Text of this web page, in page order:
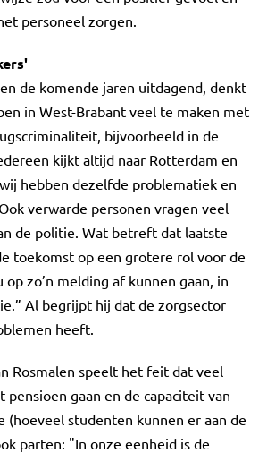
personeel zorgen.
de komende jaren uitdagend, denkt
in West-Brabant veel te maken met
bijvoorbeeld in de
kijkt altijd naar Rotterdam en
hebben dezelfde problematiek en
verwarde personen vragen veel
de politie. Wat betreft dat laatste
toekomst op een grotere rol voor de
op zo’n melding af kunnen gaan, in
Al begrijpt hij dat de zorgsector
heeft.
Rosmalen speelt het feit dat veel
gaan en de capaciteit van
(hoeveel studenten kunnen er aan de
parten: "In onze eenheid is de